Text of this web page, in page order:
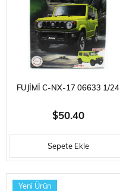
FUJIMI C-NX-17 06633 1/24
ÖLÇEK, SUZUKI JIMNY JB64
(XC/KINETIC YELLOW), CIP
PLASTIK MODEL KITI
$50.40
Sepete Ekle
Yeni Ürün